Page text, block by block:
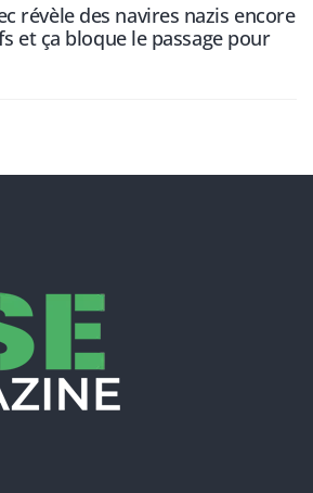
révèle des navires nazis encore
et ça bloque le passage pour